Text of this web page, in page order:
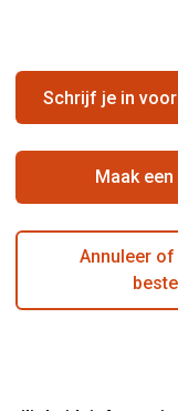
Schrijf je in
Maak
Annuleer